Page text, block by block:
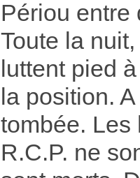
Périou entre
Toute la
luttent pied
la position.
tombée. Les
R.C.P. ne